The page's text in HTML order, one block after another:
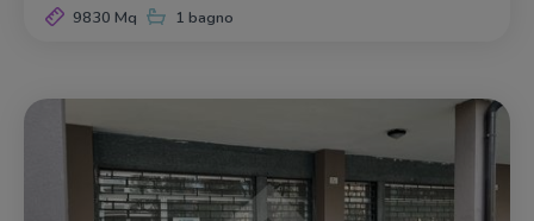
9830 Mq 1 bagno